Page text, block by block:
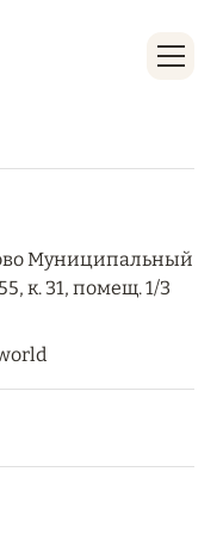
НА
Муниципальный
к. 31, помещ. 1/3